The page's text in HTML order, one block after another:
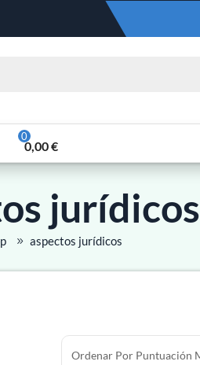
0,00€
jurídicos
aspectos jurídicos